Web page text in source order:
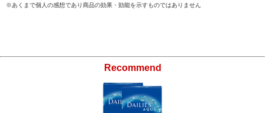
※あくまで個人の感想であり商品の効果・効能を示すものではありません
Recommend